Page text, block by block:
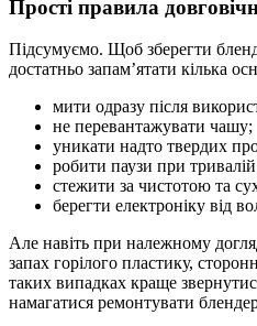
Прості правила
Підсумуємо. Щоб зберегти
достатньо запам’ятати кілька
мити одразу після
не перевантажувати чашу;
уникати надто твердих
робити паузи при тривалій
стежити за чистотою та
берегти електроніку від
Але навіть при належному
запах горілого пластику,
таких випадках краще
намагатися ремонтувати